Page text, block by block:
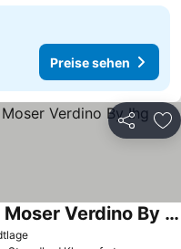
Preise sehen
Teilen
Garner Hotel Klagenfurt – Moser Verdino By Ihg